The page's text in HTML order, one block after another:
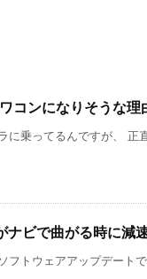
コンになりそうな理
に乗ってるんですが、 正
ナビで曲がる時に
フトウェアアップデート